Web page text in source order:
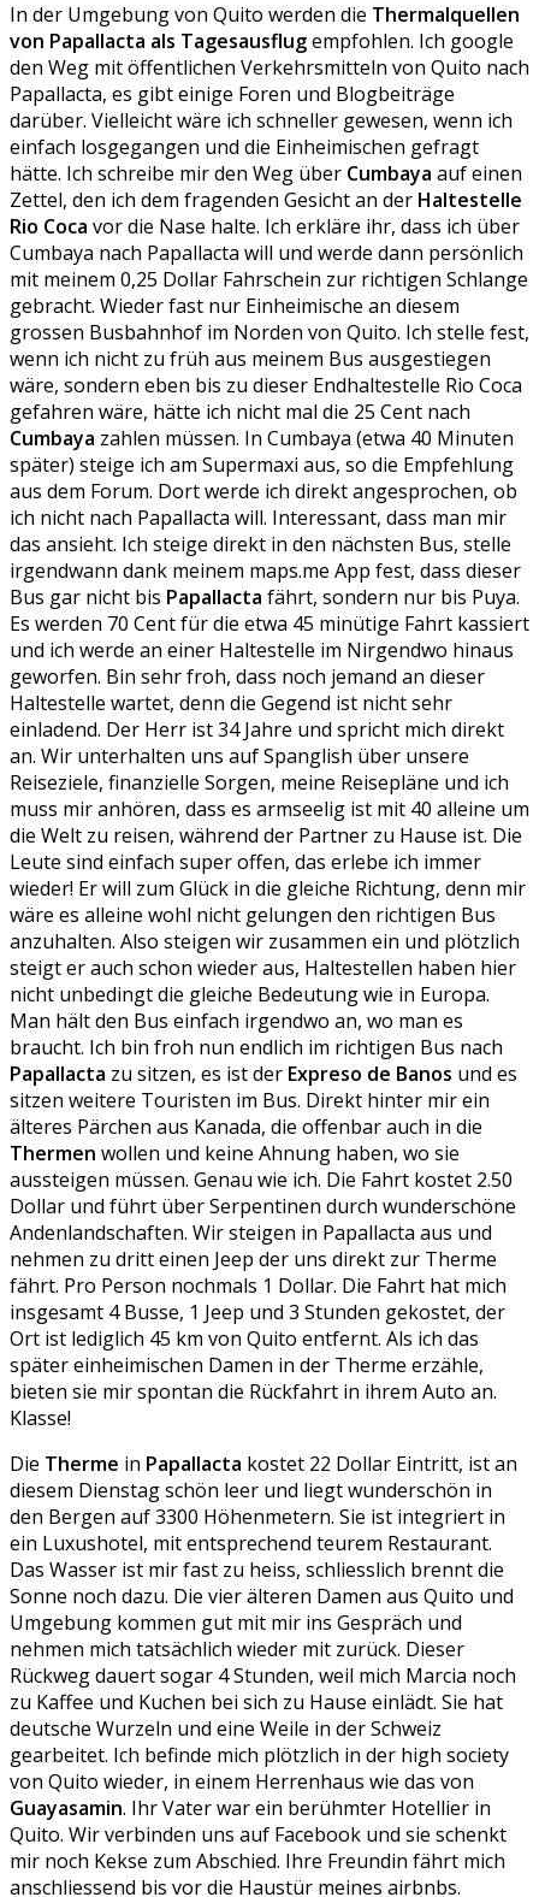
In der Umgebung von Quito werden die Thermalquellen
von Papallacta als Tagesausflugempfohlen. Ich google
den Weg mit öffentlichen Verkehrsmitteln von Quito nach
Papallacta, es gibt einige Foren und Blogbeiträge
darüber. Vielleicht wäre ich schneller gewesen, wenn ich
einfach losgegangen und die Einheimischen gefragt
hätte. Ich schreibe mir den Weg über Cumbaya auf einen
Zettel, den ich dem fragenden Gesicht an der Haltestelle
Rio Coca vor die Nase halte. Ich erkläre ihr, dass ich über
Cumbaya nach Papallacta will und werde dann persönlich
mit meinem 0,25 Dollar Fahrschein zur richtigen Schlange
gebracht. Wieder fast nur Einheimische an diesem
grossen Busbahnhof im Norden von Quito. Ich stelle fest,
wenn ich nicht zu früh aus meinem Bus ausgestiegen
wäre, sondern eben bis zu dieser Endhaltestelle Rio Coca
gefahren wäre, hätte ich nicht mal die 25 Cent nach
Cumbaya zahlen müssen. In Cumbaya (etwa 40 Minuten
später) steige ich am Supermaxi aus, so die Empfehlung
aus dem Forum. Dort werde ich direkt angesprochen, ob
ich nicht nach Papallacta will. Interessant, dass man mir
das ansieht. Ich steige direkt in den nächsten Bus, stelle
irgendwann dank meinem maps.me App fest, dass dieser
Bus gar nicht bis Papallacta fährt, sondern nur bis Puya.
Es werden 70 Cent für die etwa 45 minütige Fahrt kassiert
und ich werde an einer Haltestelle im Nirgendwo hinaus
geworfen. Bin sehr froh, dass noch jemand an dieser
Haltestelle wartet, denn die Gegend ist nicht sehr
einladend. Der Herr ist 34 Jahre und spricht mich direkt
an. Wir unterhalten uns auf Spanglish über unsere
Reiseziele, finanzielle Sorgen, meine Reisepläne und ich
muss mir anhören, dass es armseelig ist mit 40 alleine um
die Welt zu reisen, während der Partner zu Hause ist. Die
Leute sind einfach super offen, das erlebe ich immer
wieder! Er will zum Glück in die gleiche Richtung, denn mir
wäre es alleine wohl nicht gelungen den richtigen Bus
anzuhalten. Also steigen wir zusammen ein und plötzlich
steigt er auch schon wieder aus, Haltestellen haben hier
nicht unbedingt die gleiche Bedeutung wie in Europa.
Man hält den Bus einfach irgendwo an, wo man es
braucht. Ich bin froh nun endlich im richtigen Bus nach
Papallacta zu sitzen, es ist der Expreso de Banos und es
sitzen weitere Touristen im Bus. Direkt hinter mir ein
älteres Pärchen aus Kanada, die offenbar auch in die
Thermen wollen und keine Ahnung haben, wo sie
aussteigen müssen. Genau wie ich. Die Fahrt kostet 2.50
Dollar und führt über Serpentinen durch wunderschöne
Andenlandschaften. Wir steigen in Papallacta aus und
nehmen zu dritt einen Jeep der uns direkt zur Therme
fährt. Pro Person nochmals 1 Dollar. Die Fahrt hat mich
insgesamt 4 Busse, 1 Jeep und 3 Stunden gekostet, der
Ort ist lediglich 45 km von Quito entfernt. Als ich das
später einheimischen Damen in der Therme erzähle,
bieten sie mir spontan die Rückfahrt in ihrem Auto an.
Klasse!
Die Therme in Papallacta kostet 22 Dollar Eintritt, ist an
diesem Dienstag schön leer und liegt wunderschön in
den Bergen auf 3300 Höhenmetern. Sie ist integriert in
ein Luxushotel, mit entsprechend teurem Restaurant.
Das Wasser ist mir fast zu heiss, schliesslich brennt die
Sonne noch dazu. Die vier älteren Damen aus Quito und
Umgebung kommen gut mit mir ins Gespräch und
nehmen mich tatsächlich wieder mit zurück. Dieser
Rückweg dauert sogar 4 Stunden, weil mich Marcia noch
zu Kaffee und Kuchen bei sich zu Hause einlädt. Sie hat
deutsche Wurzeln und eine Weile in der Schweiz
gearbeitet. Ich befinde mich plötzlich in der high society
von Quito wieder, in einem Herrenhaus wie das von
Guayasamin. Ihr Vater war ein berühmter Hotellier in
Quito. Wir verbinden uns auf Facebook und sie schenkt
mir noch Kekse zum Abschied. Ihre Freundin fährt mich
anschliessend bis vor die Haustür meines airbnbs.